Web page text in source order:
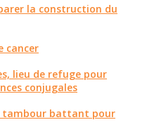
la construction du
cancer
lieu de refuge pour
conjugales
tambour battant pour